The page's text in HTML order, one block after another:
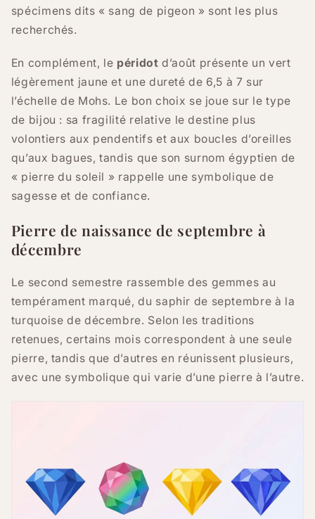
spécimens dits « sang de pigeon » sont les plus
recherchés.
En complément, le péridot d’août présente un vert
légèrement jaune et une dureté de 6,5 à 7 sur
l’échelle de Mohs. Le bon choix se joue sur le type
de bijou : sa fragilité relative le destine plus
volontiers aux pendentifs et aux boucles d’oreilles
qu’aux bagues, tandis que son surnom égyptien de
« pierre du soleil » rappelle une symbolique de
sagesse et de confiance.
Pierre de naissance de septembre à
décembre
Le second semestre rassemble des gemmes au
tempérament marqué, du saphir de septembre à la
turquoise de décembre. Selon les traditions
retenues, certains mois correspondent à une seule
pierre, tandis que d’autres en réunissent plusieurs,
avec une symbolique qui varie d’une pierre à l’autre.